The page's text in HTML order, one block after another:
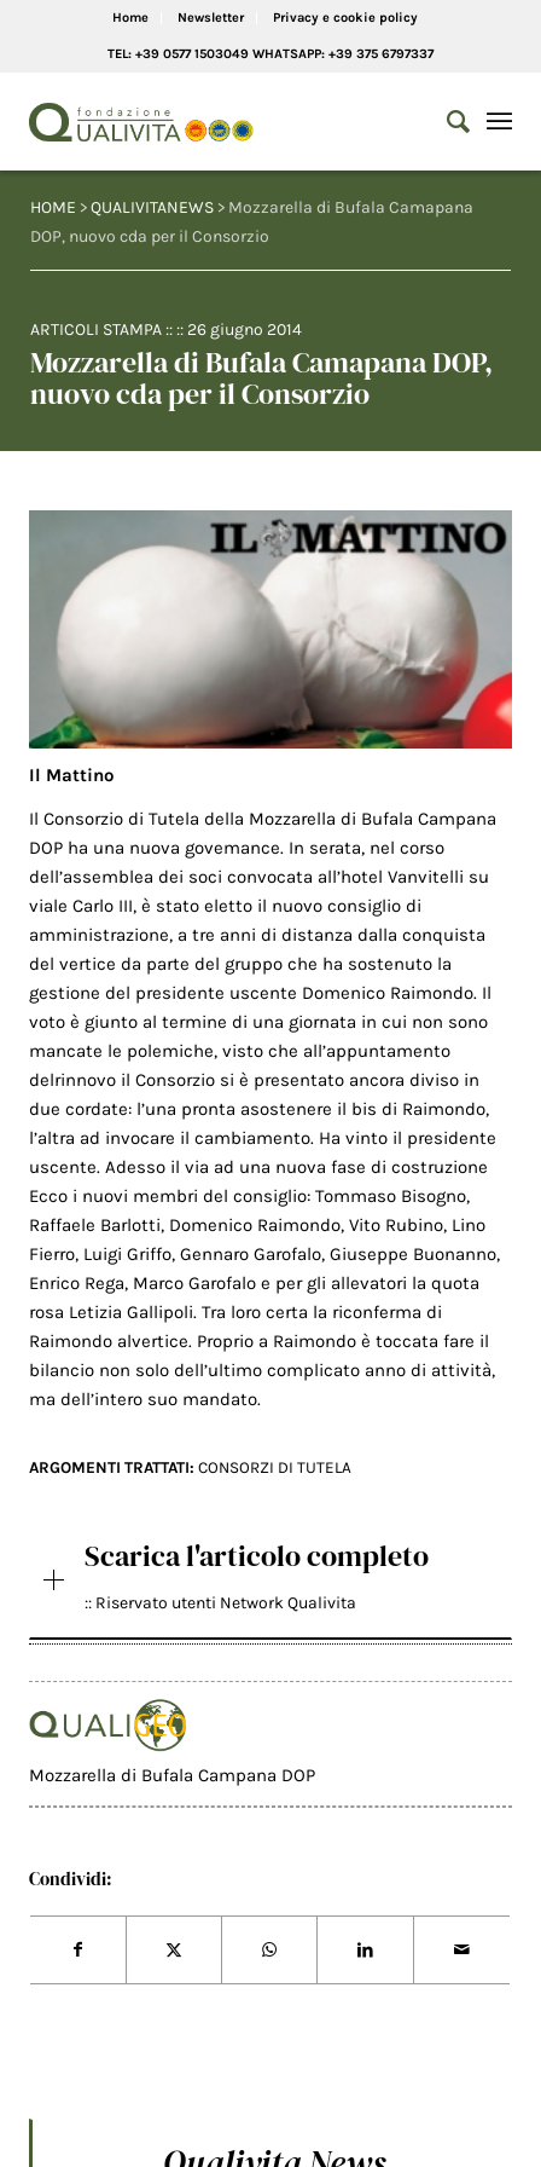
Home Newsletter Privacy e cookie policy
TEL: +39 0577 1503049 WHATSAPP: +39 375 6797337
HOME >QUALIVITANEWS > Mozzarella di Bufala Camapana
DOP, nuovo cda per il Consorzio
ARTICOLI STAMPA :: :: 26 giugno 2014
Mozzarella di Bufala Camapana DOP,
nuovo cda per il Consorzio
Il Mattino
Il Consorzio di Tutela della Mozzarella di Bufala Campana
DOP ha una nuova govemance. In serata, nel corso
dell’assemblea dei soci convocata all’hotel Vanvitelli su
viale Carlo III, è stato eletto il nuovo consiglio di
amministrazione, a tre anni di distanza dalla conquista
del vertice da parte del gruppo che ha sostenuto la
gestione del presidente uscente Domenico Raimondo. Il
voto è giunto al termine di una giornata in cui non sono
mancate le polemiche, visto che all’appuntamento
delrinnovo il Consorzio si è presentato ancora diviso in
due cordate: l’una pronta asostenere il bis di Raimondo,
l’altra ad invocare il cambiamento. Ha vinto il presidente
uscente. Adesso il via ad una nuova fase di costruzione
Ecco i nuovi membri del consiglio: Tommaso Bisogno,
Raffaele Barlotti, Domenico Raimondo, Vito Rubino, Lino
Fierro, Luigi Griffo, Gennaro Garofalo, Giuseppe Buonanno,
Enrico Rega, Marco Garofalo e per gli allevatori la quota
rosa Letizia Gallipoli. Tra loro certa la riconferma di
Raimondo alvertice. Proprio a Raimondo è toccata fare il
bilancio non solo dell’ultimo complicato anno di attività,
ma dell’intero suo mandato.
ARGOMENTI TRATTATI:CONSORZI DI TUTELA
Scarica l'articolo completo
:: Riservato utenti Network Qualivita
Mozzarella di Bufala Campana DOP
Condividi: